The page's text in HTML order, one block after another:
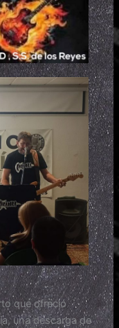
que ofreció
una descarga de